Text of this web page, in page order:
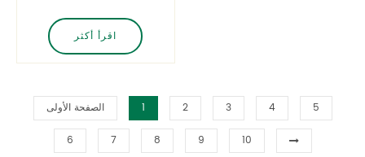
اقرأ أكثر
الصفحة الأولى 1 2 3 4 5
6 7 8 9 10